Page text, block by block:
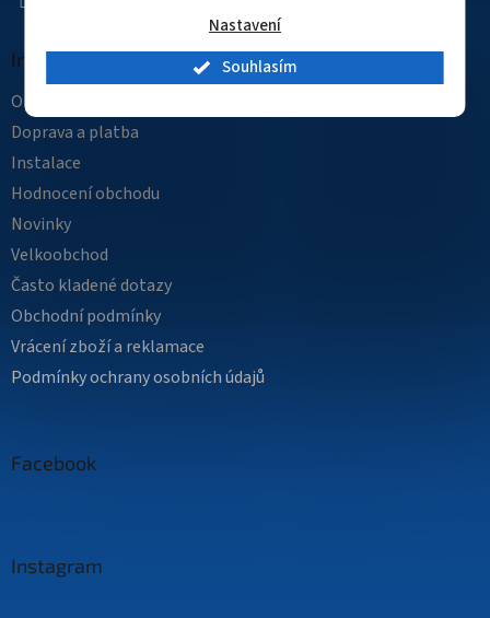
Nastavení
Souhlasím
Informace pro vás
O nás
Doprava a platba
Instalace
Hodnocení obchodu
Novinky
Velkoobchod
Často kladené dotazy
Obchodní podmínky
Vrácení zboží a reklamace
Podmínky ochrany osobních údajů
Facebook
Instagram